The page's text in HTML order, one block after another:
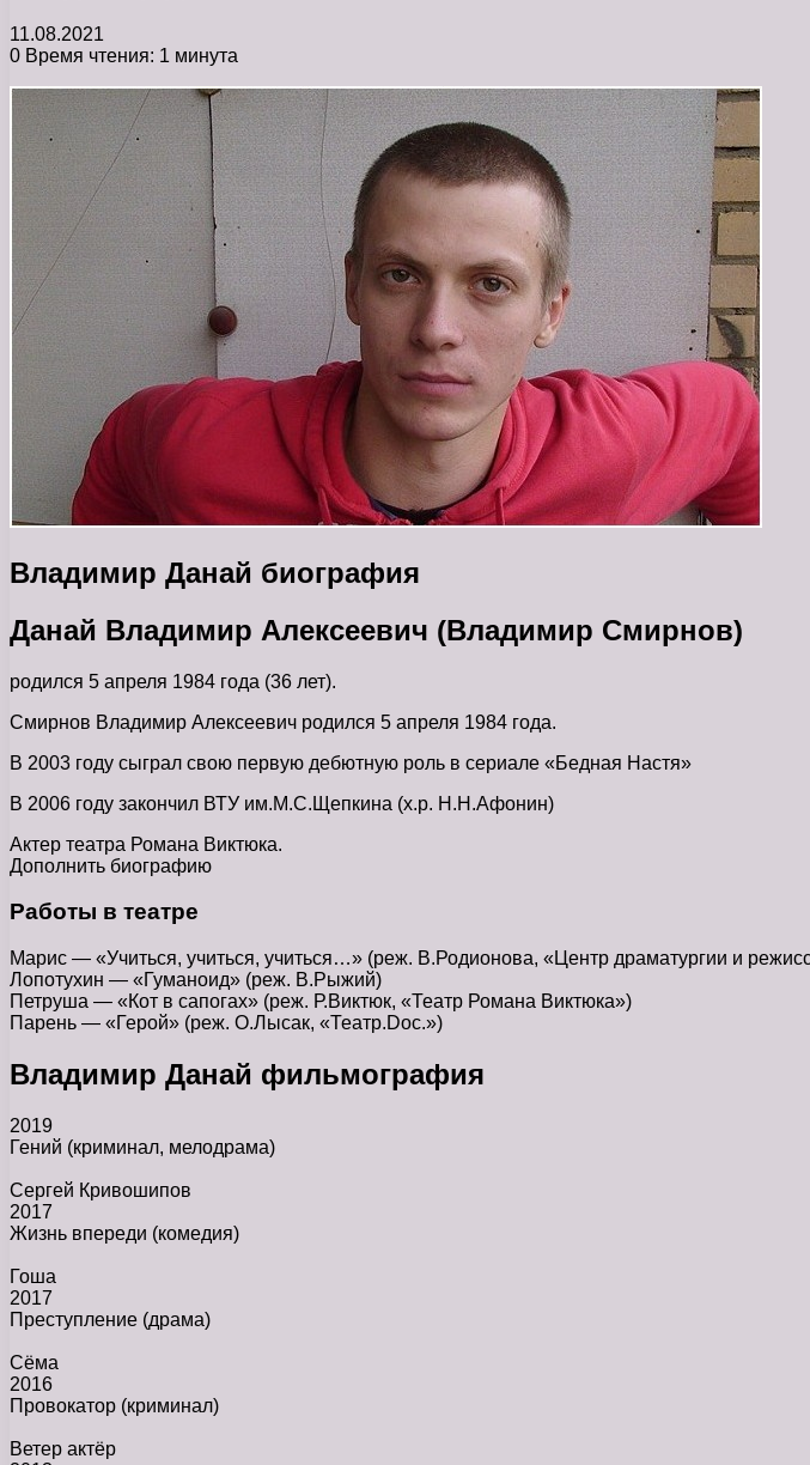
11.08.2021
0 Время чтения: 1 минута
Владимир Данай биография
Данай Владимир Алексеевич (Владимир Смирнов)
родился 5 апреля 1984 года (36 лет).
Смирнов Владимир Алексеевич родился 5 апреля 1984 года.
В 2003 году сыграл свою первую дебютную роль в сериале «Бедная Настя»
В 2006 году закончил ВТУ им.М.С.Щепкина (х.р. Н.Н.Афонин)
Актер театра Романа Виктюка.
Дополнить биографию
Работы в театре
Марис — «Учиться, учиться, учиться…» (реж. В.Родионова, «Центр драматургии и
Лопотухин — «Гуманоид» (реж. В.Рыжий)
Петруша — «Кот в сапогах» (реж. Р.Виктюк, «Театр Романа Виктюка»)
Парень — «Герой» (реж. О.Лысак, «Театр.Doc.»)
Владимир Данай фильмография
2019
Гений (криминал, мелодрама)
Сергей Кривошипов
2017
Жизнь впереди (комедия)
Гоша
2017
Преступление (драма)
Сёма
2016
Провокатор (криминал)
Ветер актёр